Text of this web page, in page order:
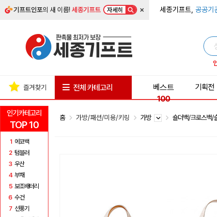
기프트인포의 새 이름!세종기프트 자세히 × 세종기프트, 공공기
인기카테고리
TOP 10
1 에코백
2 텀블러
3 우산
4 부채
5 보조배터리
6 수건
7 선풍기
즐겨찾기 전체 카테고리
베스트
100
기획전
홈 가방/패션/미용/키링 가방 숄더백/크로스백/